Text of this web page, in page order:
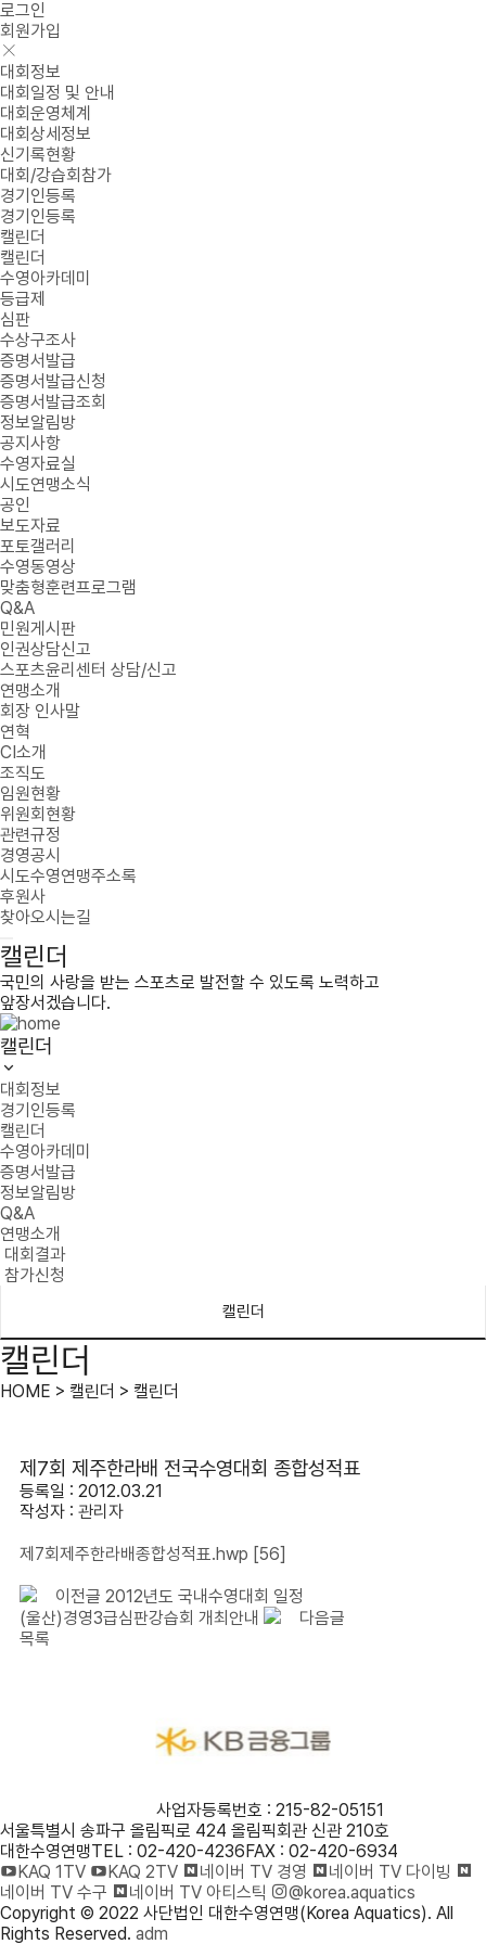
로그인
회원가입
대회정보
대회일정 및 안내
대회운영체계
대회상세정보
신기록현황
대회/강습회참가
경기인등록
경기인등록
캘린더
캘린더
수영아카데미
등급제
심판
수상구조사
증명서발급
증명서발급신청
증명서발급조회
정보알림방
공지사항
수영자료실
시도연맹소식
공인
보도자료
포토갤러리
수영동영상
맞춤형훈련프로그램
Q&A
민원게시판
인권상담신고
스포츠윤리센터 상담/신고
연맹소개
회장 인사말
연혁
CI소개
조직도
임원현황
위원회현황
관련규정
경영공시
시도수영연맹주소록
후원사
찾아오시는길
캘린더
국민의 사랑을 받는 스포츠로 발전할 수 있도록 노력하고
앞장서겠습니다.
캘린더
대회정보
경기인등록
캘린더
수영아카데미
증명서발급
정보알림방
Q&A
연맹소개
대회결과
참가신청
캘린더
캘린더
HOME > 캘린더 > 캘린더
제7회 제주한라배 전국수영대회 종합성적표
등록일 : 2012.03.21
작성자 : 관리자
제7회제주한라배종합성적표.hwp [56]
이전글 2012년도 국내수영대회 일정
(울산)경영3급심판강습회 개최안내
다음글
목록
사업자등록번호 : 215-82-05151
서울특별시 송파구 올림픽로 424 올림픽회관 신관 210호
대한수영연맹TEL : 02-420-4236FAX : 02-420-6934
KAQ 1TV
KAQ 2TV 네이버 TV 경영
네이버 TV 다이빙
네이버 TV 수구
네이버 TV 아티스틱
@korea.aquatics
Copyright © 2022 사단법인 대한수영연맹(Korea Aquatics). All
Rights Reserved. adm